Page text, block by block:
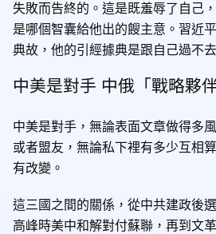
失敗而告終的。這是既羞辱了自己
是哪個智囊給他出的餿主意。習近
典故，他的引經據典是跟自己過不去
中美是對手 中俄「戰略夥
中美是對手，無論表面文章做得多
或者盟友，無論私下裡有多少互相
有改變。
這三國之間的關係，從中共建政後
高峰時美中和解對付蘇聯，再到文